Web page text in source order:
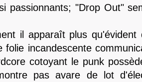
passionnants; "Drop Out"
il apparaît plus
folie incandescente
cotoyant le punk
pas avare de lot